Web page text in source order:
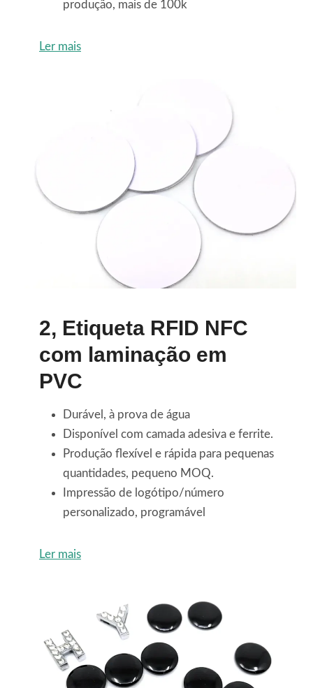
produção, mais de 100k
Ler mais
2, Etiqueta RFID NFC
com laminação em
PVC
Durável, à prova de água
Disponível com camada adesiva e ferrite.
Produção flexível e rápida para pequenas
quantidades, pequeno MOQ.
Impressão de logótipo/número
personalizado, programável
Ler mais